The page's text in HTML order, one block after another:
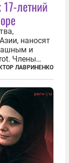
летний
наносят
и
Члены
шведов,
ЛАВРИНЕНКО